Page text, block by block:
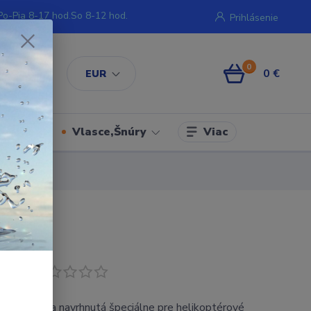
EUR
Prihlásenie
Pia 8-17 hod.So 8-12 hod.
0 0 €
Vlasce,Šnúry Viac
korálka navrhnutá špeciálne pre helikoptérové